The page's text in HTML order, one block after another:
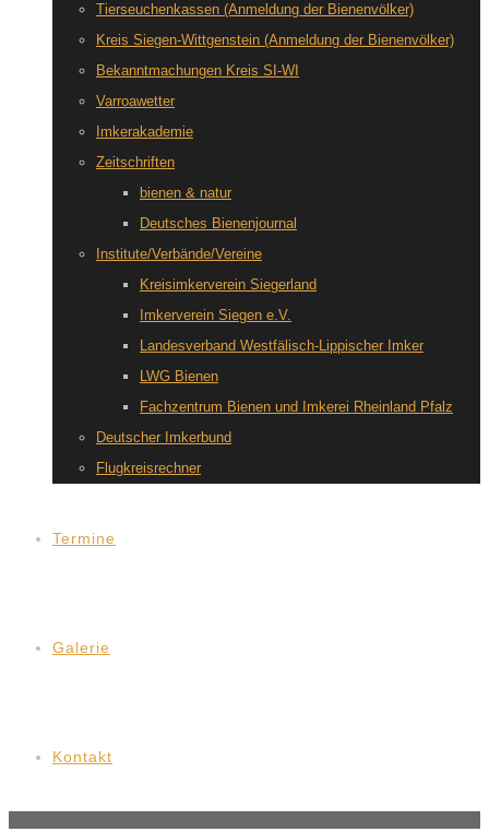
Tierseuchenkassen (Anmeldung der Bienenvölker)
Kreis Siegen-Wittgenstein (Anmeldung der Bienenvölker)
Bekanntmachungen Kreis SI-WI
Varroawetter
Imkerakademie
Zeitschriften
bienen & natur
Deutsches Bienenjournal
Institute/Verbände/Vereine
Kreisimkerverein Siegerland
Imkerverein Siegen e.V.
Landesverband Westfälisch-Lippischer Imker
LWG Bienen
Fachzentrum Bienen und Imkerei Rheinland Pfalz
Deutscher Imkerbund
Flugkreisrechner
Termine
Galerie
Kontakt